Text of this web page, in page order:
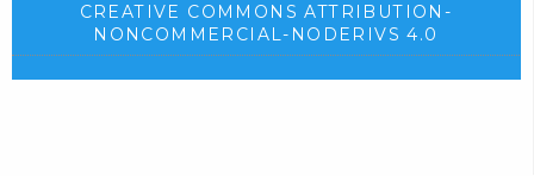
CREATIVE COMMONS ATTRIBUTION-
NONCOMMERCIAL-NODERIVS 4.0